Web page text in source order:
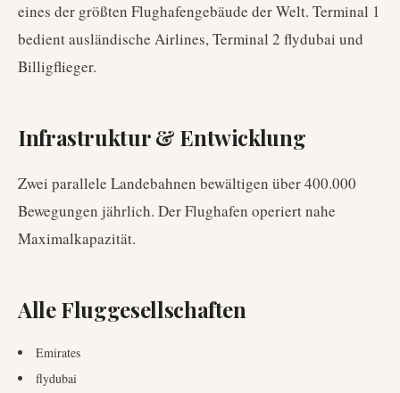
eines der größten Flughafengebäude der Welt. Terminal 1
bedient ausländische Airlines, Terminal 2 flydubai und
Billigflieger.
Infrastruktur & Entwicklung
Zwei parallele Landebahnen bewältigen über 400.000
Bewegungen jährlich. Der Flughafen operiert nahe
Maximalkapazität.
Alle Fluggesellschaften
Emirates
flydubai